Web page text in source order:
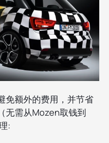
免额外的费用，并节省
无需从Mozen取钱到
: